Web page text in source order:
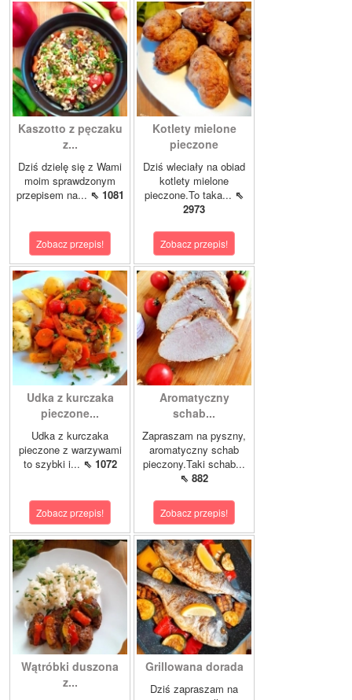
Kaszotto z pęczaku
z...
Dziś dzielę się z Wami
moim sprawdzonym
przepisem na... ⇖ 1081
Zobacz przepis!
Kotlety mielone
pieczone
Dziś wleciały na obiad
kotlety mielone
pieczone.To taka... ⇖
2973
Zobacz przepis!
Udka z kurczaka
pieczone...
Udka z kurczaka
pieczone z warzywami
to szybki i... ⇖ 1072
Zobacz przepis!
Aromatyczny
schab...
Zapraszam na pyszny,
aromatyczny schab
pieczony.Taki schab...
⇖ 882
Zobacz przepis!
Wątróbki duszona
z...
Grillowana dorada
Dziś zapraszam na